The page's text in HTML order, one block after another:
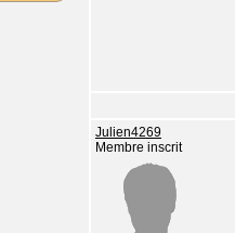
Julien4269
Membre inscrit